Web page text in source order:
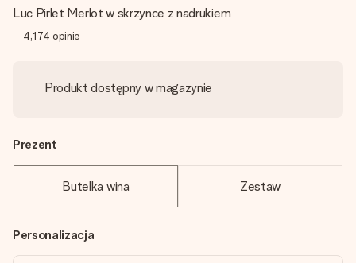
Luc Pirlet Merlot w skrzynce z nadrukiem
4,174 opinie
Produkt dostępny w magazynie
Prezent
Butelka wina Zestaw
Personalizacja